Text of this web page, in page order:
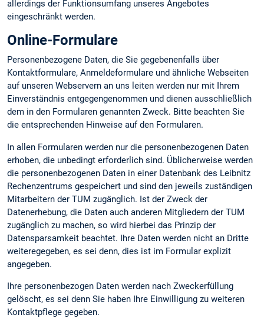
allerdings der Funktionsumfang unseres Angebotes
eingeschränkt werden.
Online-Formulare
Personenbezogene Daten, die Sie gegebenenfalls über
Kontaktformulare, Anmeldeformulare und ähnliche Webseiten
auf unseren Webservern an uns leiten werden nur mit Ihrem
Einverständnis entgegengenommen und dienen ausschließlich
dem in den Formularen genannten Zweck. Bitte beachten Sie
die entsprechenden Hinweise auf den Formularen.
In allen Formularen werden nur die personenbezogenen Daten
erhoben, die unbedingt erforderlich sind. Üblicherweise werden
die personenbezogenen Daten in einer Datenbank des Leibnitz
Rechenzentrums gespeichert und sind den jeweils zuständigen
Mitarbeitern der TUM zugänglich. Ist der Zweck der
Datenerhebung, die Daten auch anderen Mitgliedern der TUM
zugänglich zu machen, so wird hierbei das Prinzip der
Datensparsamkeit beachtet. Ihre Daten werden nicht an Dritte
weiteregegeben, es sei denn, dies ist im Formular explizit
angegeben.
Ihre personenbezogen Daten werden nach Zweckerfüllung
gelöscht, es sei denn Sie haben Ihre Einwilligung zu weiteren
Kontaktpflege gegeben.